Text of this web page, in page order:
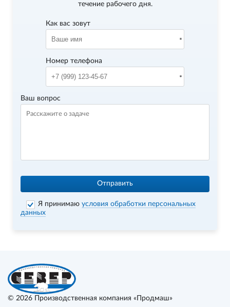
течение рабочего дня.
Как вас зовут
Номер телефона
Ваш вопрос
Отправить
Я принимаюусловия обработки персональных
данных
© 2026 Производственная компания «Продмаш»